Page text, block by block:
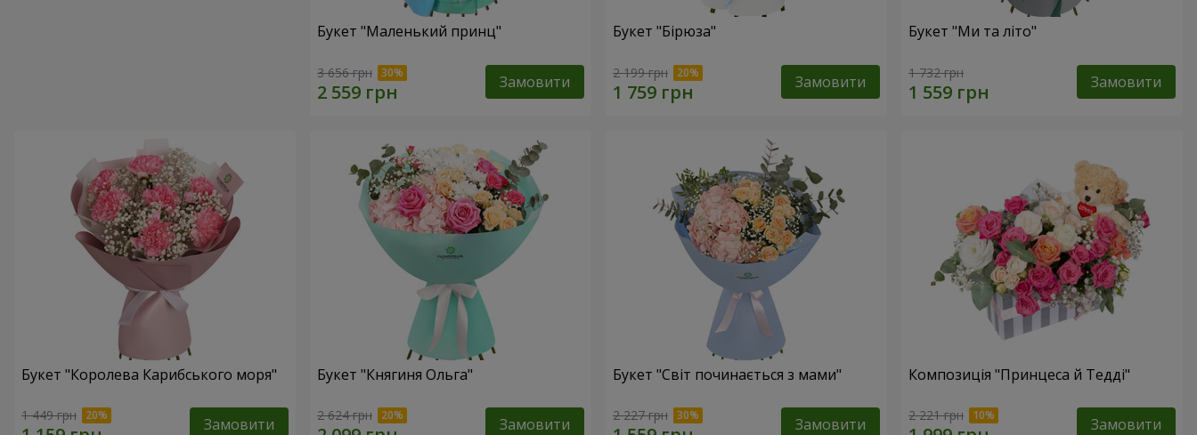
Букет "Маленький принц"
3 656 грн Замовити
Букет "Бірюза"
2 199 грн Замовити
Букет "Ми та літо"
1 732 грн Замовити
Букет "Королева Карибського моря"
1 449 грн Замовити
Букет "Княгиня Ольга"
2 624 грн Замовити
Букет "Світ починається з мами"
2 227 грн Замовити
Композиція "Принцеса й Тедді"
2 221 грн Замовити